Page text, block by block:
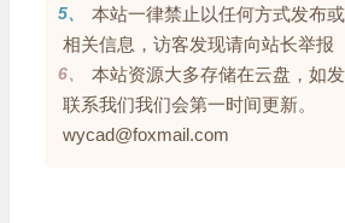
5、
本站一律禁止以任何方式发布
相关信息，访客发现请向站长举报
6、
本站资源大多存储在云盘，如
联系我们我们会第一时间更新。
wycad@foxmail.com